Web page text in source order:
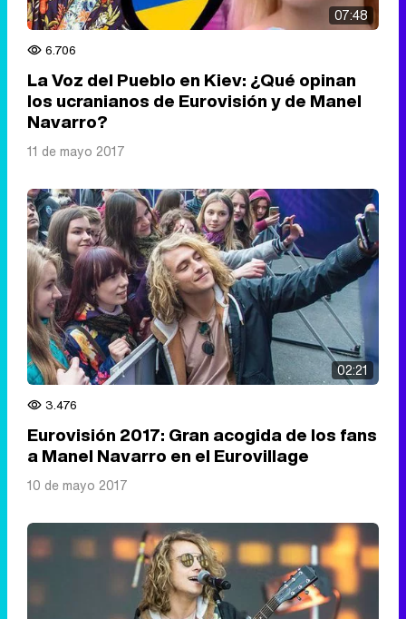
07:48
6.706
La Voz del Pueblo en Kiev: ¿Qué opinan
los ucranianos de Eurovisión y de Manel
Navarro?
11 de mayo 2017
02:21
3.476
Eurovisión 2017: Gran acogida de los fans
a Manel Navarro en el Eurovillage
10 de mayo 2017